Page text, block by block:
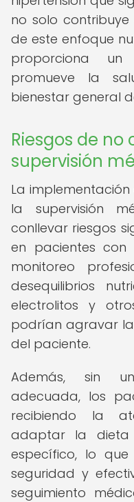
no solo
de este enfoque
proporciona
promueve la
bienestar general
Riesgos de no
supervisión
La
la supervisión
conllevar riesgos
en pacientes con
monitoreo
desequilibrios
electrolitos y
podrían agravar la
del paciente.
Además, sin
adecuada, los
recibiendo la
adaptar la
específico, lo
seguridad y
seguimiento